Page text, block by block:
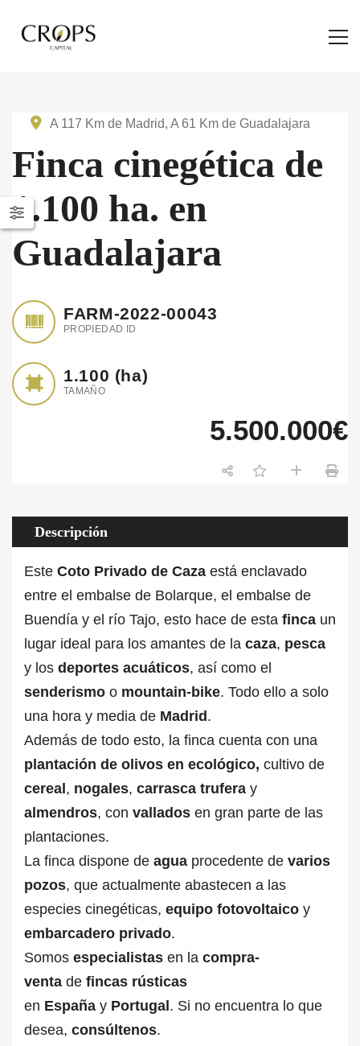
A 117 Km de Madrid, A 61 Km de Guadalajara
Finca cinegética de
1.100 ha. en
Guadalajara
FARM-2022-00043
PROPIEDAD ID
1.100 (ha)
TAMAÑO
5.500.000€
Descripción
Este Coto Privado de Caza está enclavado
entre el embalse de Bolarque, el embalse de
Buendía y el río Tajo, esto hace de esta finca un
lugar ideal para los amantes de la caza, pesca
y los deportes acuáticos, así como el
senderismo o mountain-bike. Todo ello a solo
una hora y media de Madrid .
Además de todo esto, la finca cuenta con una
plantación de olivos en ecológico, cultivo de
cereal , nogales, carrasca trufera y
almendros, con vallados en gran parte de las
plantaciones.
La finca dispone de agua procedente de varios
pozos, que actualmente abastecen a las
especies cinegéticas, equipo fotovoltaico y
embarcadero privado.
Somos especialistas en la compra-
venta de fincas rústicas
en España y Portugal . Si no encuentra lo que
desea, consúltenos.